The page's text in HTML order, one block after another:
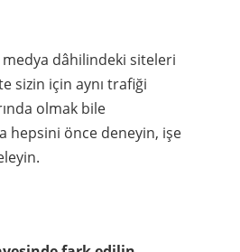
dâhilindeki siteleri
sizin için aynı trafiği
olmak bile
hepsini önce deneyin, işe